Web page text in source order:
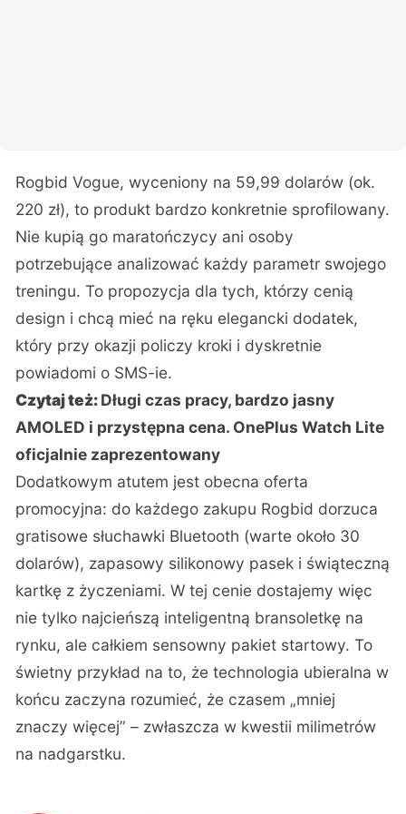
Rogbid Vogue, wyceniony na 59,99 dolarów (ok.
220 zł), to produkt bardzo konkretnie sprofilowany.
Nie kupią go maratończycy ani osoby
potrzebujące analizować każdy parametr swojego
treningu. To propozycja dla tych, którzy cenią
design i chcą mieć na ręku elegancki dodatek,
który przy okazji policzy kroki i dyskretnie
powiadomi o SMS-ie.
Czytaj też:Długi czas pracy, bardzo jasny
AMOLED i przystępna cena. OnePlus Watch Lite
oficjalnie zaprezentowany
Dodatkowym atutem jest obecna oferta
promocyjna: do każdego zakupu Rogbid dorzuca
gratisowe słuchawki Bluetooth (warte około 30
dolarów), zapasowy silikonowy pasek i świąteczną
kartkę z życzeniami. W tej cenie dostajemy więc
nie tylko najcieńszą inteligentną bransoletkę na
rynku, ale całkiem sensowny pakiet startowy. To
świetny przykład na to, że technologia ubieralna w
końcu zaczyna rozumieć, że czasem „mniej
znaczy więcej” – zwłaszcza w kwestii milimetrów
na nadgarstku.